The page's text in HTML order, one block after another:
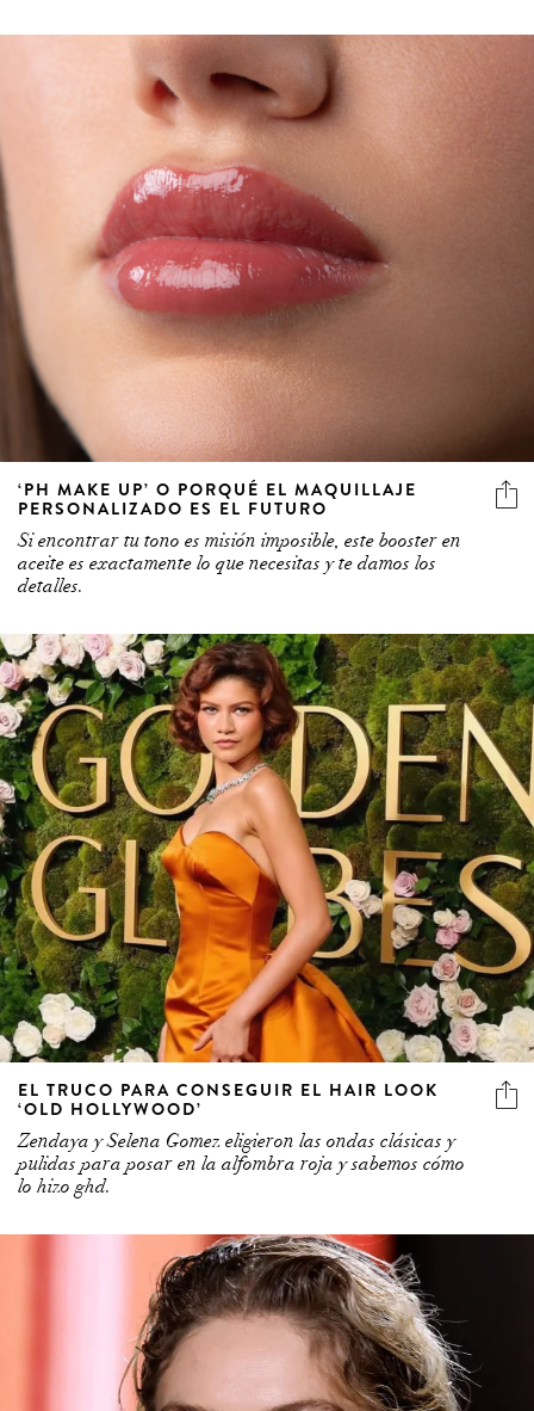
‘PH MAKE UP’ O PORQUÉ EL MAQUILLAJE
PERSONALIZADO ES EL FUTURO
Si encontrar tu tono es misión imposible, este booster en
aceite es exactamente lo que necesitas y te damos los
detalles.
EL TRUCO PARA CONSEGUIR EL HAIR LOOK
‘OLD HOLLYWOOD’
Zendaya y Selena Gomez eligieron las ondas clásicas y
pulidas para posar en la alfombra roja y sabemos cómo
lo hizo ghd.